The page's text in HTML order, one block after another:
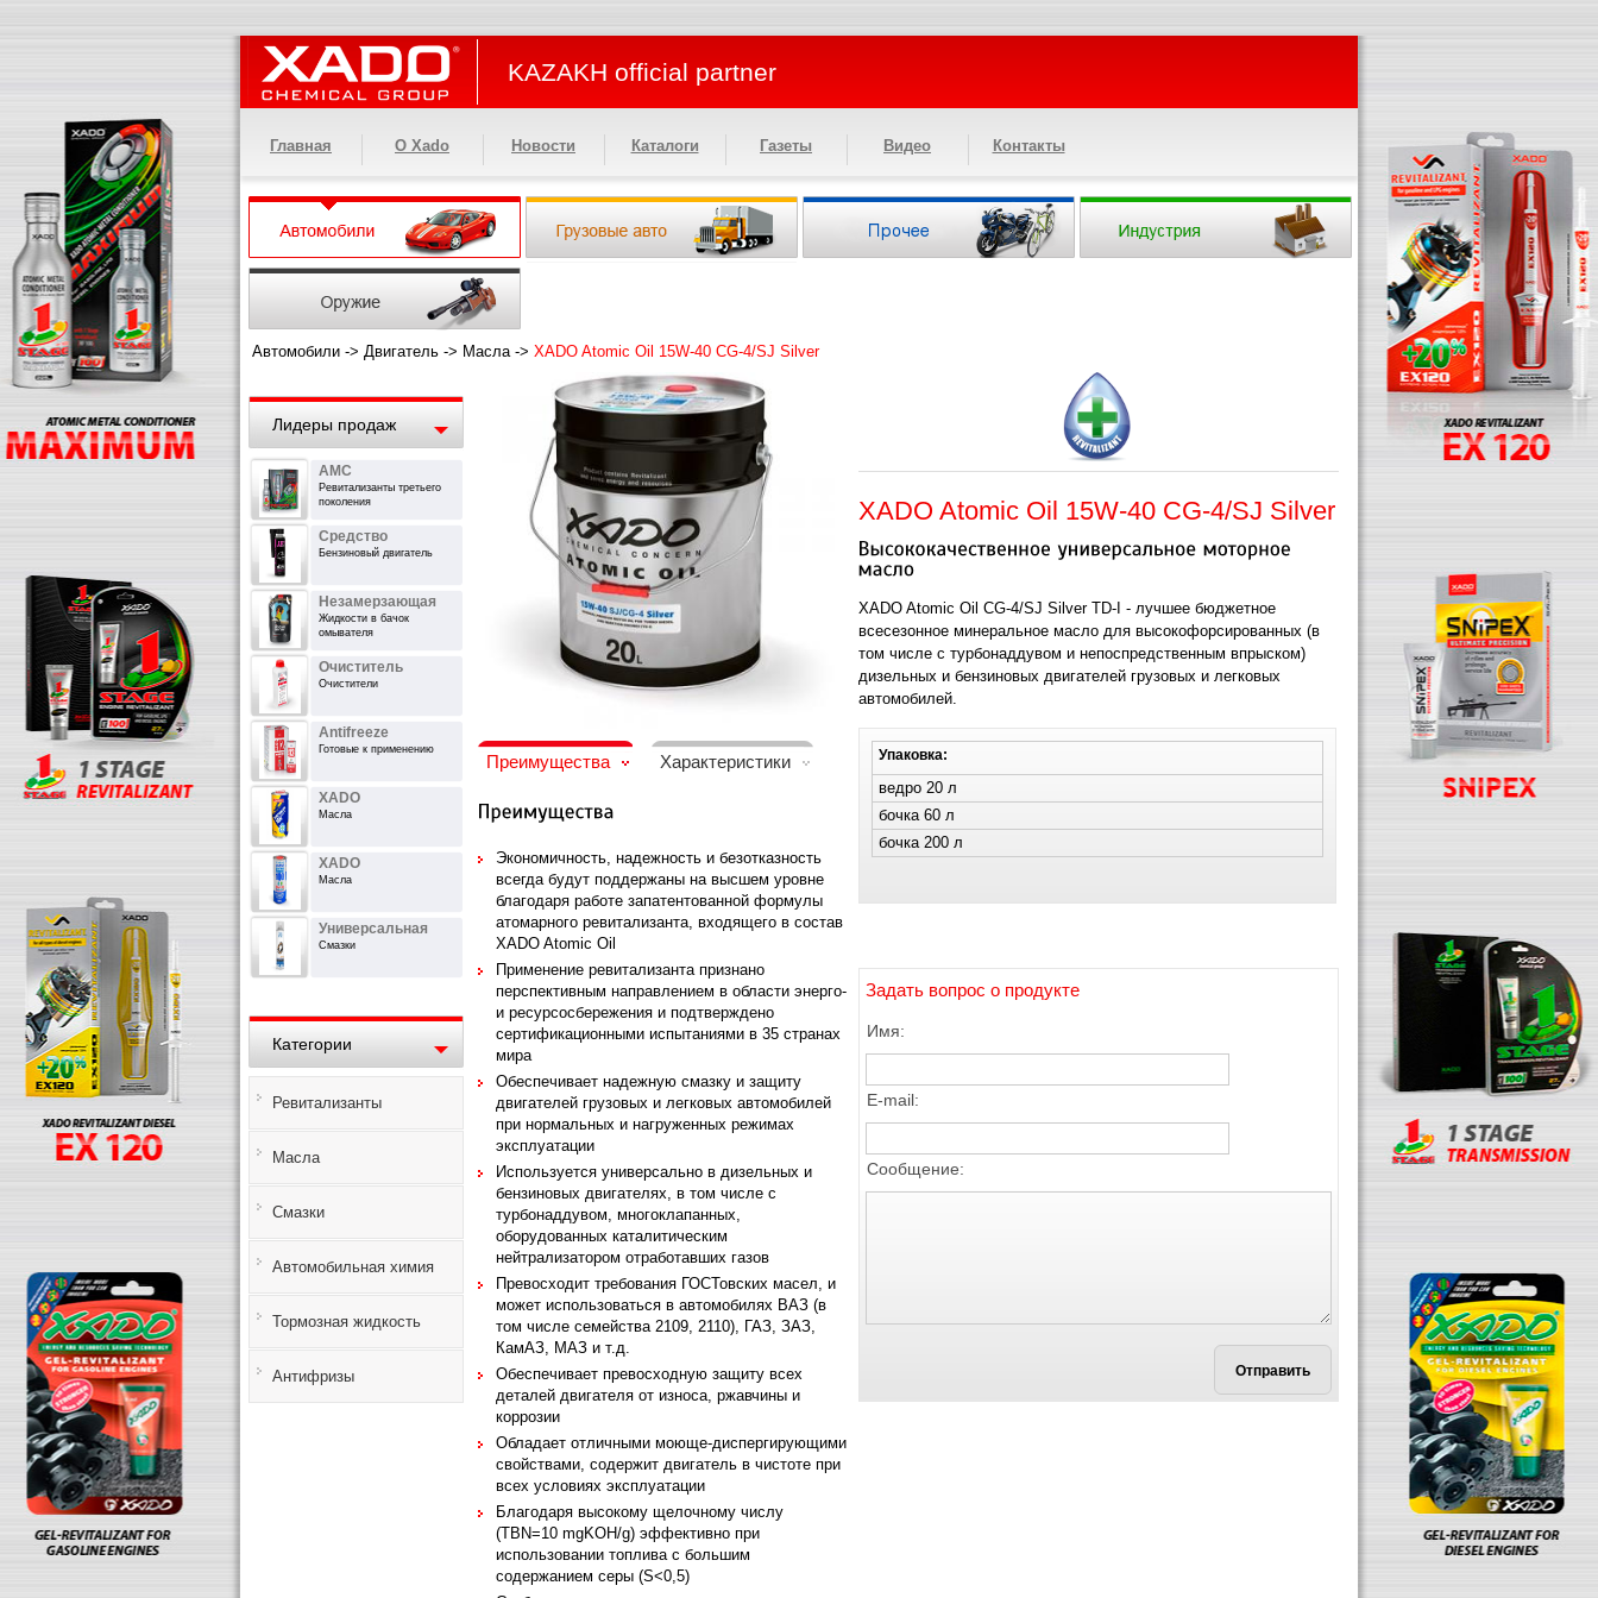
KAZAKH official partner
Главная О Xado Новости Каталоги Газеты Видео Контакты
Автомобили -> Двигатель -> Масла-> XADO Atomic Oil 15W-40 CG-4/SJ Silver
Лидеры продаж
AMC
Ревитализанты третьего
поколения
Средство
Бензиновый двигатель
Незамерзающая
Жидкости в бачок
омывателя
Очиститель
Очистители
Antifreeze
Готовые к применению
XADO
Масла
XADO
Масла
Универсальная
Смазки
Категории
Ревитализанты
Масла
Смазки
Автомобильная химия
Тормозная жидкость
Антифризы
Преимущества Характеристики
Экономичность, надежность и безотказность
всегда будут поддержаны на высшем уровне
благодаря работе запатентованной формулы
атомарного ревитализанта, входящего в состав
XADO Atomic Oil
Применение ревитализанта признано
перспективным направлением в области энерго-
и ресурсосбережения и подтверждено
сертификационными испытаниями в 35 странах
мира
Обеспечивает надежную смазку и защиту
двигателей грузовых и легковых автомобилей
при нормальных и нагруженных режимах
эксплуатации
Используется универсально в дизельных и
бензиновых двигателях, в том числе с
турбонаддувом, многоклапанных,
оборудованных каталитическим
нейтрализатором отработавших газов
Превосходит требования ГОСТовских масел, и
может использоваться в автомобилях ВАЗ (в
том числе семейства 2109, 2110), ГАЗ, ЗАЗ,
КамАЗ, МАЗ и т.д.
Обеспечивает превосходную защиту всех
деталей двигателя от износа, ржавчины и
коррозии
Обладает отличными моюще-диспергирующими
свойствами, содержит двигатель в чистоте при
всех условиях эксплуатации
Благодаря высокому щелочному числу
(TBN=10 mgKOH/g) эффективно при
использовании топлива с большим
содержанием серы (S<0,5)
XADO Atomic Oil 15W-40 CG-4/SJ Silver
XADO Atomic Oil CG-4/SJ Silver TD-I - лучшее бюджетное
всесезонное минеральное масло для высокофорсированных (в
том числе с турбонаддувом и непоспредственным впрыском)
дизельных и бензиновых двигателей грузовых и легковых
автомобилей.
Упаковка:
ведро 20 л
бочка 60 л
бочка 200 л
Задать вопрос о продукте
Имя:
E-mail:
Сообщение:
Отправить